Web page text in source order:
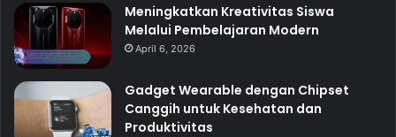
Meningkatkan Kreativitas Siswa
Melalui Pembelajaran Modern
April 6, 2026
Gadget Wearable dengan Chipset
Canggih untuk Kesehatan dan
Produktivitas